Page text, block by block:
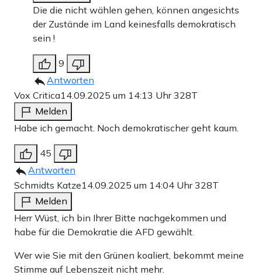
Die die nicht wählen gehen, können angesichts
der Zustände im Land keinesfalls demokratisch
sein !
9
Antworten
Vox Critica14.09.2025 um 14:13 Uhr328T
Melden
Habe ich gemacht. Noch demokratischer geht kaum.
45
Antworten
Schmidts Katze14.09.2025 um 14:04 Uhr328T
Melden
Herr Wüst, ich bin Ihrer Bitte nachgekommen und
habe für die Demokratie die AFD gewählt.
Wer wie Sie mit den Grünen koaliert, bekommt meine
Stimme auf Lebenszeit nicht mehr.